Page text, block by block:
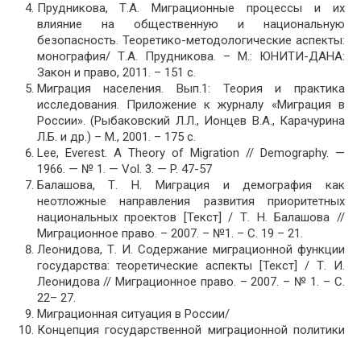
Прудникова, Т.А. Миграционные процессы и их
влияние на общественную и национальную
безопасность. Теоретико-методологические аспекты:
монография/ Т.А. Прудникова. – М.: ЮНИТИ-ДАНА:
Закон и право, 2011. – 151 с.
Миграция населения. Вып.1: Теория и практика
исследования. Приложение к журналу «Миграция в
России». (Рыбаковский Л.Л., Ионцев В.А., Карачурина
Л.Б. и др.) – М., 2001. – 175 с.
Lee, Everest. A Theory of Migration // Demography. —
1966. — № 1. — Vol. 3. — P. 47-57
Балашова, Т. Н. Миграция и демография как
неотложные направления развития приоритетных
национальных проектов [Текст] / Т. Н. Балашова //
Миграционное право. – 2007. – №1. – С. 19 – 21.
Леонидова, Т. И. Содержание миграционной функции
государства: теоретические аспекты [Текст] / Т. И.
Леонидова // Миграционное право. – 2007. – № 1. – С.
22– 27.
Миграционная ситуация в России/
Концепция государственной миграционной политики